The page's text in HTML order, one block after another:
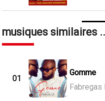
musiques similaires
01
Gomme